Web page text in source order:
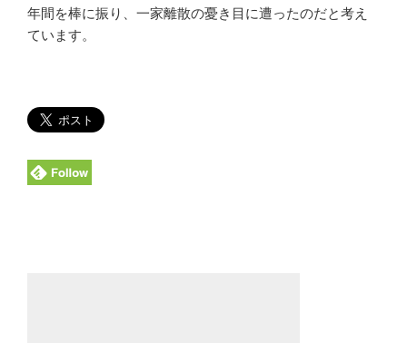
年間を棒に振り、一家離散の憂き目に遭ったのだと考え
ています。